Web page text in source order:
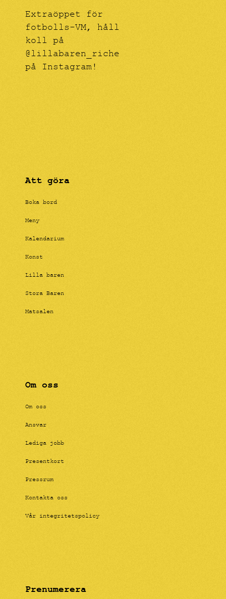
Extraöppet för
fotbolls-VM, håll
koll på
@lillabaren_riche
på Instagram!
Att göra
Boka bord
Meny
Kalendarium
Konst
Lilla baren
Stora Baren
Matsalen
Om oss
Om oss
Ansvar
Lediga jobb
Presentkort
Pressrum
Kontakta oss
Vår integritetspolicy
Prenumerera